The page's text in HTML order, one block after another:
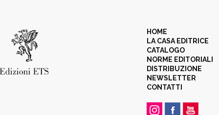
HOME
LA CASA EDITRICE
CATALOGO
NORME EDITORIALI
DISTRIBUZIONE
NEWSLETTER
CONTATTI